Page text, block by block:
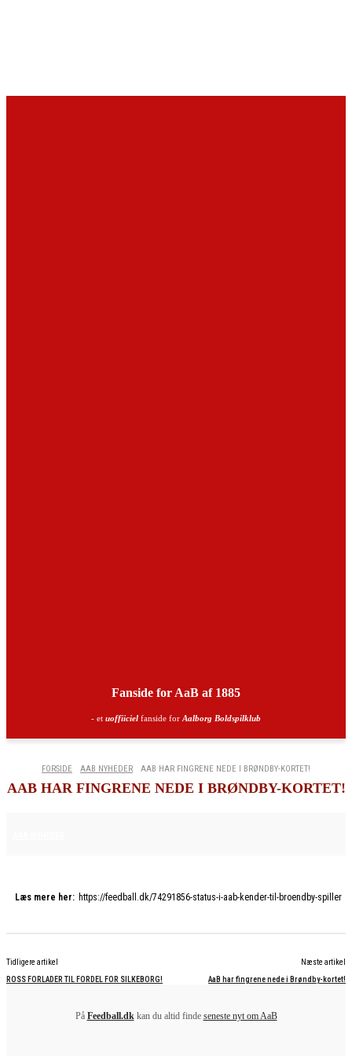
Fanside for AaB af 1885
- et uoffiiciel fanside for Aalborg Boldspilklub
FORSIDE AAB NYHEDER AAB HAR FINGRENE NEDE I BRØNDBY-KORTET!
AAB HAR FINGRENE NEDE I BRØNDBY-KORTET!
Læs mere her: https://feedball.dk/74291856-status-i-aab-kender-til-broendby-spiller
Tidligere artikel
ROSS FORLADER TIL FORDEL FOR SILKEBORG!
Næste artikel
AaB har fingrene nede i Brøndby-kortet!
På Feedball.dkkan du altid finde seneste nyt om AaB